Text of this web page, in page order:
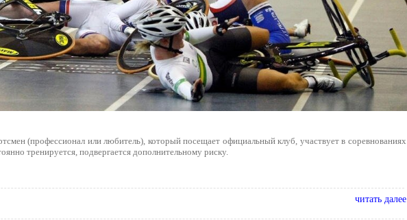
(профессионал или любитель), который посещает официальный клуб, участвует в соревнованиях
тренируется, подвергается дополнительному риску.
читать далее